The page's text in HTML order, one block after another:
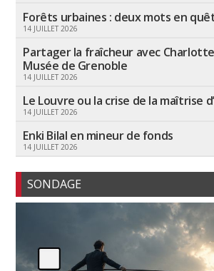
Forêts urbaines : deux mots en
14 JUILLET 2026
Partager la fraîcheur avec
Musée de Grenoble
14 JUILLET 2026
Le Louvre ou la crise de la maîtrise
14 JUILLET 2026
Enki Bilal en mineur de fonds
14 JUILLET 2026
SONDAGE